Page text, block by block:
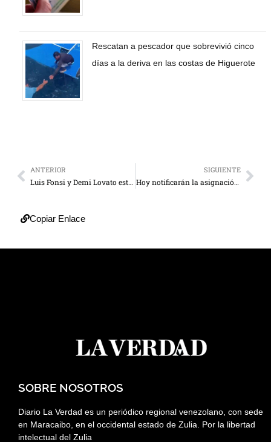
Rescatan a pescador que sobrevivió cinco
días a la deriva en las costas de Higuerote
ANTERIOR
Luis Fonsi y Demi Lovato estrenan Échame la culpa
SIGUIENTE
Hoy notificarán la asignación de 500 mil bonos navideños
Copiar Enlace
SOBRE NOSOTROS
Diario La Verdad es un periódico regional venezolano, con sede
en Maracaibo, en el occidental estado de Zulia. Por la libertad
intelectual del Zulia